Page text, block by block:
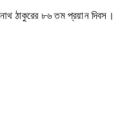
তম প্রয়ান দিবস। Contact